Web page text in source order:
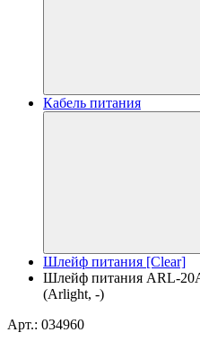
Кабель питания
Шлейф питания [Clear]
Шлейф питания ARL-
(Arlight, -)
Арт.: 034960